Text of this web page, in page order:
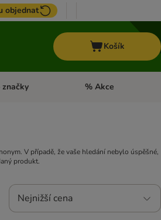
objednat
Košík
menu: + VET Dieta
značky Otevřít menu: Top
% Akce
V případě, že vaše hledání nebylo úspěšné,
produkt.
Nejnižší cena